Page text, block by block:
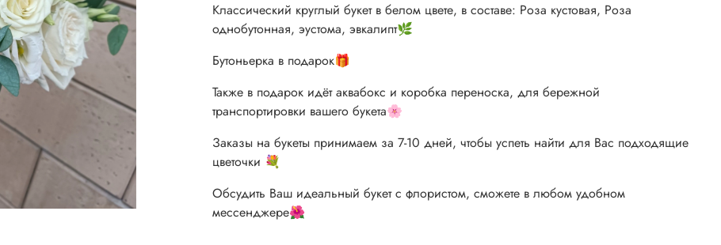
Классический круглый букет в белом цвете, в составе: Роза кустовая, Роза
однобутонная, эустома, эвкалипт🌿
Бутоньерка в подарок🎁
Также в подарок идёт аквабокс и коробка переноска, для бережной
транспортировки вашего букета🌸
Заказы на букеты принимаем за 7-10 дней, чтобы успеть найти для Вас подходящие
цветочки 💐
Обсудить Ваш идеальный букет с флористом, сможете в любом удобном
мессенджере🌺